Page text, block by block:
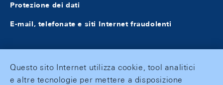
Protezione dei dati
E-mail, telefonate e siti Internet fraudolenti
Questo sito Internet utilizza cookie, tool analitici
e altre tecnologie per mettere a disposizione